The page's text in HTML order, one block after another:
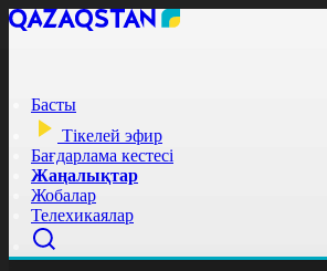
Басты
Тікелей эфир
Бағдарлама кестесі
Жаңалықтар
Жобалар
Телехикаялар